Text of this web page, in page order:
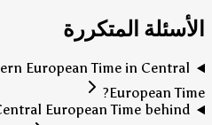
الأسئلة المتكررة
European Time in Central
European Time?
European Time behind